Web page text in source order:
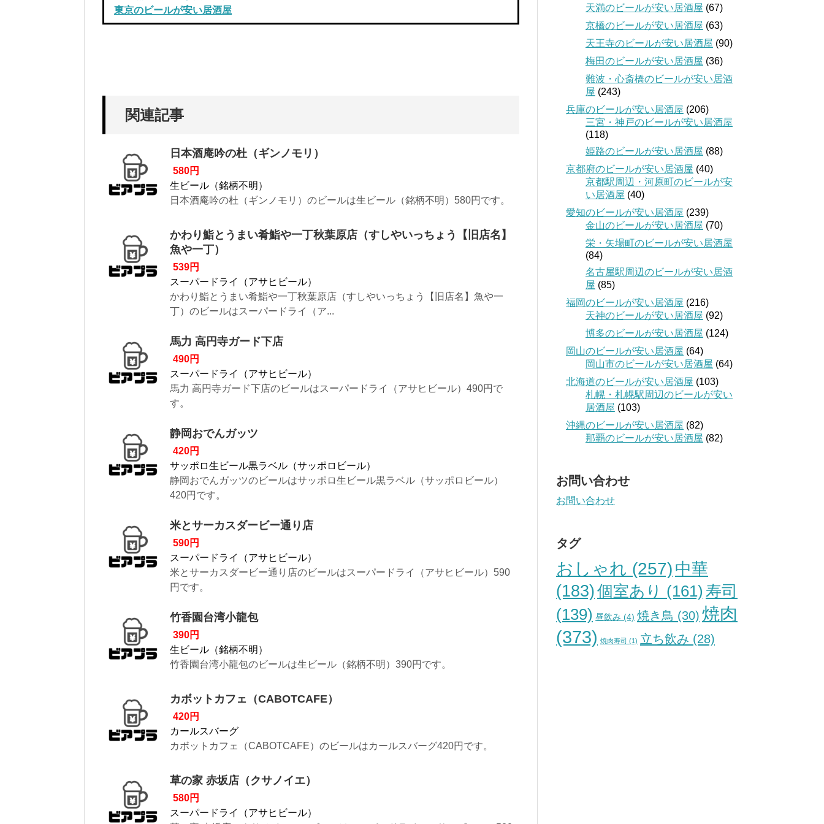
東京のビールが安い居酒屋
関連記事
日本酒庵吟の杜（ギンノモリ）
580円
生ビール（銘柄不明）
日本酒庵吟の杜（ギンノモリ）のビールは生ビール（銘柄不明）580円です。
かわり鮨とうまい肴鮨や一丁秋葉原店（すしやいっちょう【旧店名】
魚や一丁）
539円
スーパードライ（アサヒビール）
かわり鮨とうまい肴鮨や一丁秋葉原店（すしやいっちょう【旧店名】魚や一
丁）のビールはスーパードライ（ア...
馬力 高円寺ガード下店
490円
スーパードライ（アサヒビール）
馬力 高円寺ガード下店のビールはスーパードライ（アサヒビール）490円で
す。
静岡おでんガッツ
420円
サッポロ生ビール黒ラベル（サッポロビール）
静岡おでんガッツのビールはサッポロ生ビール黒ラベル（サッポロビール）
420円です。
米とサーカスダービー通り店
590円
スーパードライ（アサヒビール）
米とサーカスダービー通り店のビールはスーパードライ（アサヒビール）590
円です。
竹香園台湾小龍包
390円
生ビール（銘柄不明）
竹香園台湾小龍包のビールは生ビール（銘柄不明）390円です。
カボットカフェ（CABOTCAFE）
420円
カールスバーグ
カボットカフェ（CABOTCAFE）のビールはカールスバーグ420円です。
草の家 赤坂店（クサノイエ）
580円
スーパードライ（アサヒビール）
天満のビールが安い居酒屋 (67)
京橋のビールが安い居酒屋 (63)
天王寺のビールが安い居酒屋 (90)
梅田のビールが安い居酒屋 (36)
難波・心斎橋のビールが安い居酒
屋 (243)
兵庫のビールが安い居酒屋 (206)
三宮・神戸のビールが安い居酒屋
(118)
姫路のビールが安い居酒屋 (88)
京都府のビールが安い居酒屋 (40)
京都駅周辺・河原町のビールが安
い居酒屋 (40)
愛知のビールが安い居酒屋 (239)
金山のビールが安い居酒屋 (70)
栄・矢場町のビールが安い居酒屋
(84)
名古屋駅周辺のビールが安い居酒
屋 (85)
福岡のビールが安い居酒屋 (216)
天神のビールが安い居酒屋 (92)
博多のビールが安い居酒屋 (124)
岡山のビールが安い居酒屋 (64)
岡山市のビールが安い居酒屋 (64)
北海道のビールが安い居酒屋 (103)
札幌・札幌駅周辺のビールが安い
居酒屋 (103)
沖縄のビールが安い居酒屋 (82)
那覇のビールが安い居酒屋 (82)
お問い合わせ
お問い合わせ
タグ
おしゃれ (257) 中華
(183)個室あり (161) 寿司
(139) 昼飲み (4) 焼き鳥 (30) 焼肉
(373) 焼肉寿司 (1) 立ち飲み (28)